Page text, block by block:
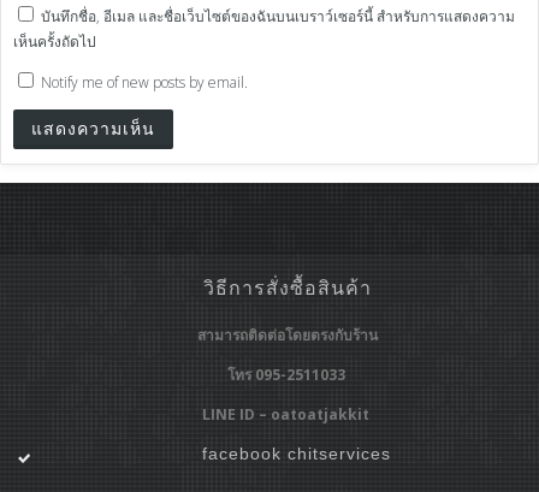
บันทึกชื่อ, อีเมล และชื่อเว็บไซต์ของฉันบนเบราว์เซอร์นี้ สำหรับการแสดงความ
เห็นครั้งถัดไป
Notify me of new posts by email.
วิธีการสั่งซื้อสินค้า
สามารถติดต่อโดยตรงกับร้าน
โทร 095-2511033
LINE ID – oatoatjakkit
facebook chitservices